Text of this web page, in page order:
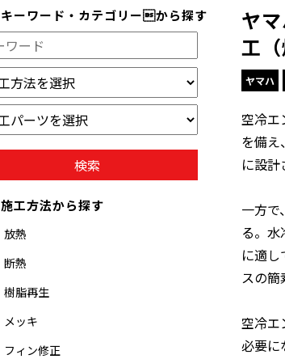
ヤ
工（
ヤマハ
空冷エ
を備え
に設計
一方で
る。
に適
スの簡
空冷エ
必要に
キーワード・カテゴリーから探す
施工方法から探す
放熱
断熱
樹脂再生
メッキ
フィン修正